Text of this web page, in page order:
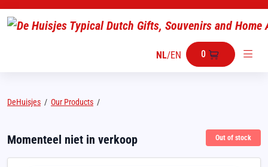
NL/EN 0
DeHuisjes / Our Products /
Momenteel niet in verkoop Out of stock